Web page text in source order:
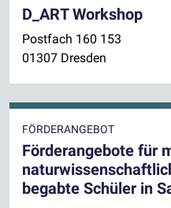
D_ART Workshop
Postfach 160 153
01307 Dresden
FÖRDERANGEBOT
Förderangebote für
begabte Schüler in